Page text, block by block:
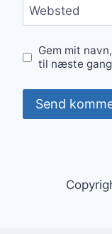
Websted
Gem mit
til næste